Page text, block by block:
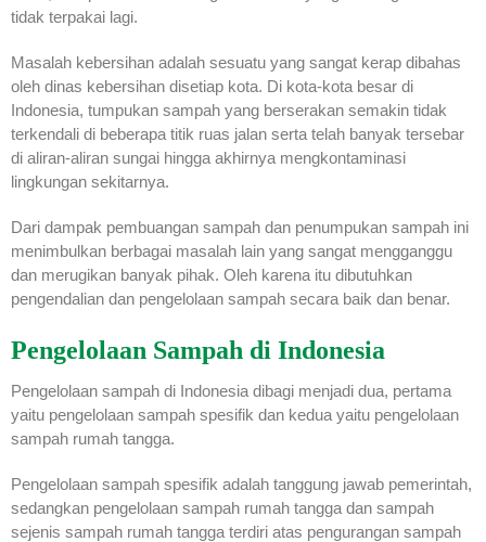
tidak terpakai lagi.
Masalah kebersihan adalah sesuatu yang sangat kerap dibahas
oleh dinas kebersihan disetiap kota. Di kota-kota besar di
Indonesia, tumpukan sampah yang berserakan semakin tidak
terkendali di beberapa titik ruas jalan serta telah banyak tersebar
di aliran-aliran sungai hingga akhirnya mengkontaminasi
lingkungan sekitarnya.
Dari dampak pembuangan sampah dan penumpukan sampah ini
menimbulkan berbagai masalah lain yang sangat mengganggu
dan merugikan banyak pihak. Oleh karena itu dibutuhkan
pengendalian dan pengelolaan sampah secara baik dan benar.
Pengelolaan Sampah di Indonesia
Pengelolaan sampah di Indonesia dibagi menjadi dua, pertama
yaitu pengelolaan sampah spesifik dan kedua yaitu pengelolaan
sampah rumah tangga.
Pengelolaan sampah spesifik adalah tanggung jawab pemerintah,
sedangkan pengelolaan sampah rumah tangga dan sampah
sejenis sampah rumah tangga terdiri atas pengurangan sampah